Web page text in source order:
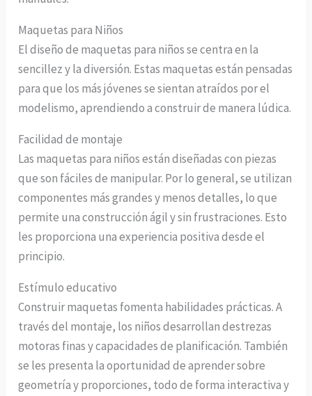
Maquetas para Niños
El diseño de maquetas para niños se centra en la
sencillez y la diversión. Estas maquetas están pensadas
para que los más jóvenes se sientan atraídos por el
modelismo, aprendiendo a construir de manera lúdica.
Facilidad de montaje
Las maquetas para niños están diseñadas con piezas
que son fáciles de manipular. Por lo general, se utilizan
componentes más grandes y menos detalles, lo que
permite una construcción ágil y sin frustraciones. Esto
les proporciona una experiencia positiva desde el
principio.
Estímulo educativo
Construir maquetas fomenta habilidades prácticas. A
través del montaje, los niños desarrollan destrezas
motoras finas y capacidades de planificación. También
se les presenta la oportunidad de aprender sobre
geometría y proporciones, todo de forma interactiva y